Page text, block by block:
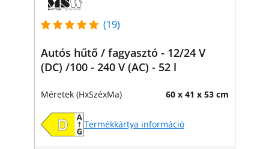
(19)
Autós hűtő / fagyasztó - 12/24 V
(DC) /100 - 240 V (AC) - 52 l
Méretek (HxSzéxMa) 60 x 41 x 53 cm
Termékkártya információ